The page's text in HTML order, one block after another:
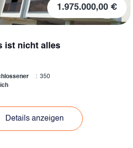
1.975.000,00 €
ist nicht alles
: 350
Details anzeigen